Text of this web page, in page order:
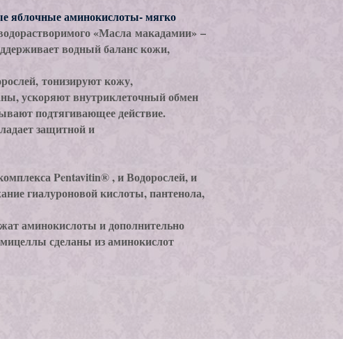
яблочные аминокислоты- мягко
«Масла макадамии» –
водный баланс кожи,
тонизируют кожу,
ускоряют внутриклеточный обмен
подтягивающее действие.
защитной и
Pentavitin® , и Водорослей, и
гиалуроновой кислоты, пантенола,
аминокислоты и дополнительно
сделаны из аминокислот